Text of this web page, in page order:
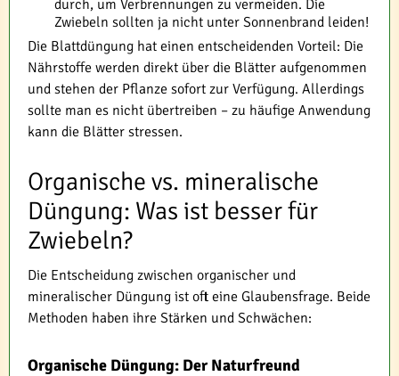
durch, um Verbrennungen zu vermeiden. Die
Zwiebeln sollten ja nicht unter Sonnenbrand leiden!
Die Blattdüngung hat einen entscheidenden Vorteil: Die
Nährstoffe werden direkt über die Blätter aufgenommen
und stehen der Pflanze sofort zur Verfügung. Allerdings
sollte man es nicht übertreiben – zu häufige Anwendung
kann die Blätter stressen.
Organische vs. mineralische
Düngung: Was ist besser für
Zwiebeln?
Die Entscheidung zwischen organischer und
mineralischer Düngung ist oft eine Glaubensfrage. Beide
Methoden haben ihre Stärken und Schwächen:
Organische Düngung: Der Naturfreund